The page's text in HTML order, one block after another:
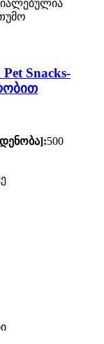
Snacks-
500